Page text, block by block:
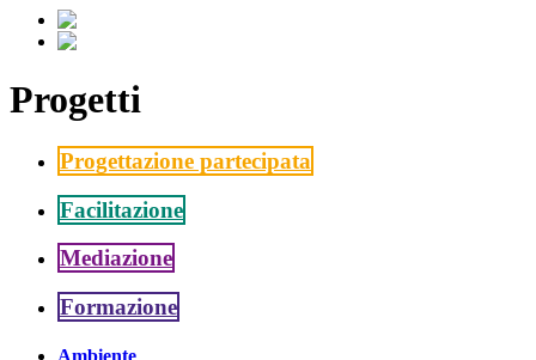
Progetti
Progettazione partecipata
Facilitazione
Mediazione
Formazione